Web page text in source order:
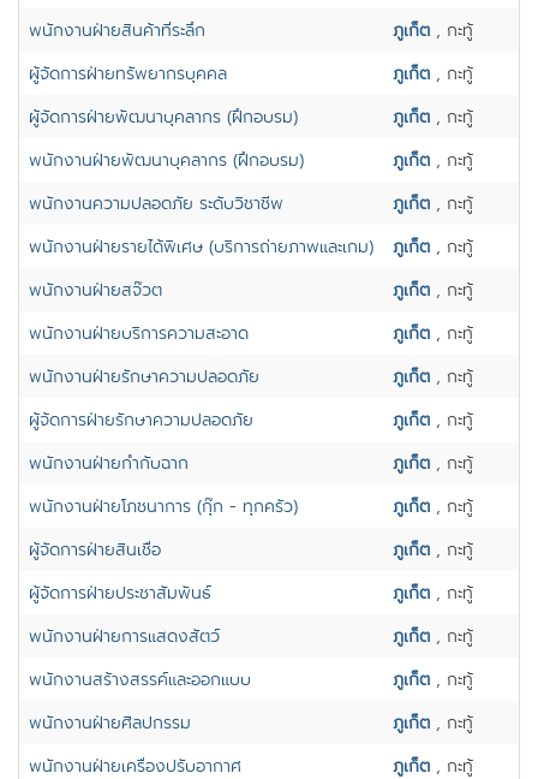
พนักงานฝ่ายสินค้าที่ระลึก
ภูเก็ต , กะทู้
ผู้จัดการฝ่ายทรัพยากรบุคคล
ภูเก็ต , กะทู้
ผู้จัดการฝ่ายพัฒนาบุคลากร (ฝึกอบรม)
ภูเก็ต , กะทู้
พนักงานฝ่ายพัฒนาบุคลากร (ฝึกอบรม)
ภูเก็ต , กะทู้
พนักงานความปลอดภัย ระดับวิชาชีพ
ภูเก็ต , กะทู้
พนักงานฝ่ายรายได้พิเศษ (บริการถ่ายภาพและเกม)
ภูเก็ต , กะทู้
พนักงานฝ่ายสจ๊วต
ภูเก็ต , กะทู้
พนักงานฝ่ายบริการความสะอาด
ภูเก็ต , กะทู้
พนักงานฝ่ายรักษาความปลอดภัย
ภูเก็ต , กะทู้
ผู้จ้ดการฝ่ายรักษาความปลอดภัย
ภูเก็ต , กะทู้
พนักงานฝ่ายกำกับฉาก
ภูเก็ต , กะทู้
พนักงานฝ่ายโภชนาการ (กุ๊ก - ทุกครัว)
ภูเก็ต , กะทู้
ผู้จัดการฝ่ายสินเชื่อ
ภูเก็ต , กะทู้
ผู้จัดการฝ่ายประชาสัมพันธ์
ภูเก็ต , กะทู้
พนักงานฝ่ายการแสดงสัตว์
ภูเก็ต , กะทู้
พนักงานสร้างสรรค์และออกแบบ
ภูเก็ต , กะทู้
พนักงานฝ่ายศิลปกรรม
ภูเก็ต , กะทู้
พนักงานฝ่ายเครื่องปรับอากาศ
ภูเก็ต , กะทู้